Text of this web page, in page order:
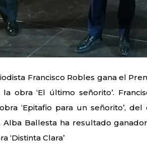
Francisco Robles gana el
la obra ‘El último señorito’.
‘Epitafio para un señorito’,
Alba Ballesta ha resultado
‘Distinta Clara’